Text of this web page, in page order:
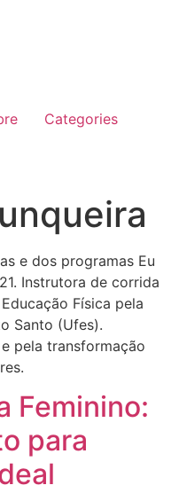
Categories
e dos programas Eu
Instrutora de corrida
Física pela
Santo (Ufes).
pela transformação
Feminino:
para